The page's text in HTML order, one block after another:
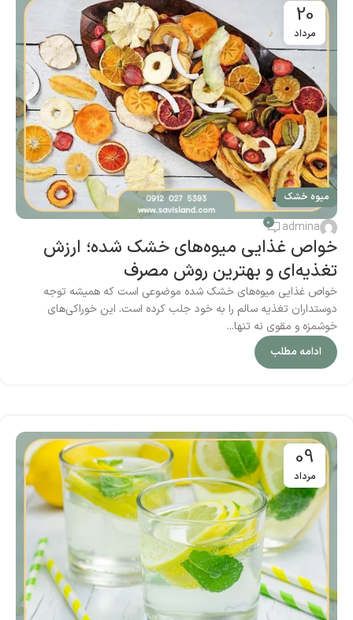
20
مرداد
میوه خشک
admina
0
خواص غذایی میوه‌های خشک‌ شده؛ ارزش
تغذیه‌ای و بهترین روش مصرف
خواص غذایی میوه‌های خشک‌ شده موضوعی است که همیشه توجه
دوستداران تغذیه سالم را به خود جلب کرده است. این خوراکی‌های
خوشمزه و مقوی نه تنها...
ادامه مطلب
09
مرداد